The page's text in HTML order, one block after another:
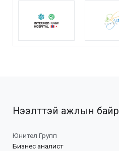
Нээлттэй ажлын байр
Юнител Групп
Бизнес аналист